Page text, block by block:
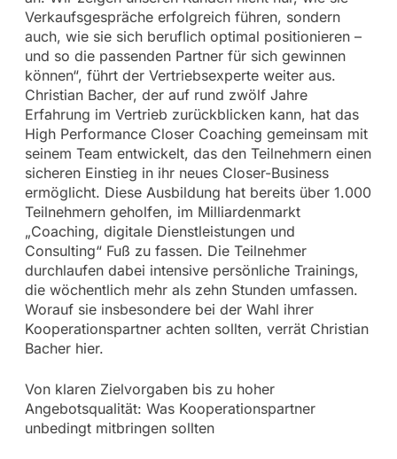
Verkaufsgespräche erfolgreich führen, sondern
auch, wie sie sich beruflich optimal positionieren –
und so die passenden Partner für sich gewinnen
können“, führt der Vertriebsexperte weiter aus.
Christian Bacher, der auf rund zwölf Jahre
Erfahrung im Vertrieb zurückblicken kann, hat das
High Performance Closer Coaching gemeinsam mit
seinem Team entwickelt, das den Teilnehmern einen
sicheren Einstieg in ihr neues Closer-Business
ermöglicht. Diese Ausbildung hat bereits über 1.000
Teilnehmern geholfen, im Milliardenmarkt
„Coaching, digitale Dienstleistungen und
Consulting“ Fuß zu fassen. Die Teilnehmer
durchlaufen dabei intensive persönliche Trainings,
die wöchentlich mehr als zehn Stunden umfassen.
Worauf sie insbesondere bei der Wahl ihrer
Kooperationspartner achten sollten, verrät Christian
Bacher hier.
Von klaren Zielvorgaben bis zu hoher
Angebotsqualität: Was Kooperationspartner
unbedingt mitbringen sollten